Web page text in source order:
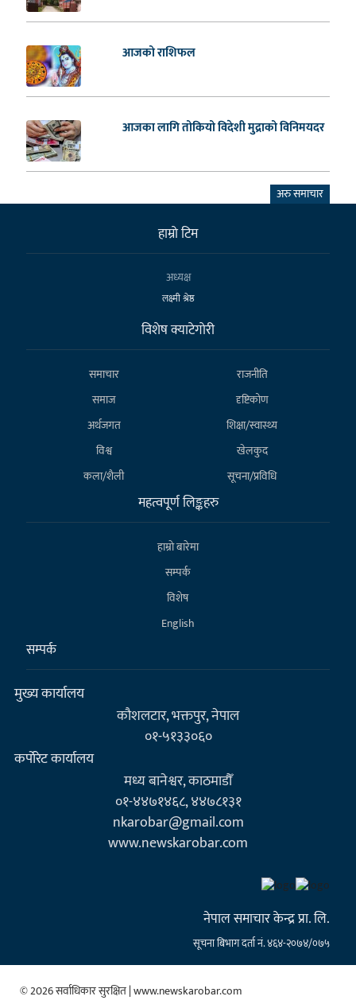
आजको राशिफल
आजका लागि तोकियो विदेशी मुद्राको विनिमयदर
अरु समाचार
हाम्राे टिम
अध्यक्ष
लक्ष्मी श्रेष्ठ
विशेष क्याटेगाेरी
समाचार
राजनीति
समाज
दृष्टिकोण
अर्थजगत
शिक्षा/स्वास्थ्य
विश्व
खेलकुद
कला/शैली
सूचना/प्रविधि
महत्वपूर्ण लिङ्कहरु
हाम्राे बारेमा
सम्पर्क
विशेष
English
सम्पर्क
मुख्य कार्यालय
कौशलटार, भक्तपुर, नेपाल
०१-५१३३०६०
कर्पाेरेट कार्यालय
मध्य बानेश्वर, काठमाडौँ
०१-४४७१४६८, ४४७८१३१
nkarobar@gmail.com
www.newskarobar.com
नेपाल समाचार केन्द्र प्रा. लि.
सूचना बिभाग दर्ता नं. ४६४-२०७४/०७५
© 2026 सर्वाधिकार सुरक्षित | www.newskarobar.com